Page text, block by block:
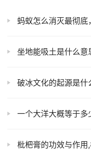
蚂蚁怎么消灭最彻底
坐地能吸土是什么
破冰文化的起源是什
一个大洋大概等于多
枇杷膏的功效与作用